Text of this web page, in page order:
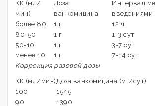
КК (мл/
мин)
Доза
ванкомицина
Интервал
введениями
более 80
1 г
12 ч
80-50
1 г
1-3 сут
50-10
1 г
3-7 сут
менее 10
1 г
7-14 сут
Коррекция разовой дозы
КК (мл/мин)Доза ванкомицина (мг/сут)
100
1545
90
1390